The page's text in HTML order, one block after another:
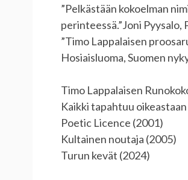
”Pelkästään kokoelman
perinteessä.”Joni Pyysalo,
”Timo Lappalaisen
Hosiaisluoma, Suomen
Timo Lappalaisen
Kaikki tapahtuu
Poetic Licence (2001)
Kultainen noutaja (2005)
Turun kevät (2024)